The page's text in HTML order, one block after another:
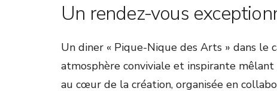
Un rendez-vous
Un diner « Pique-Nique des Arts » dans le
atmosphère conviviale et inspirante
au cœur de la création, organisée en